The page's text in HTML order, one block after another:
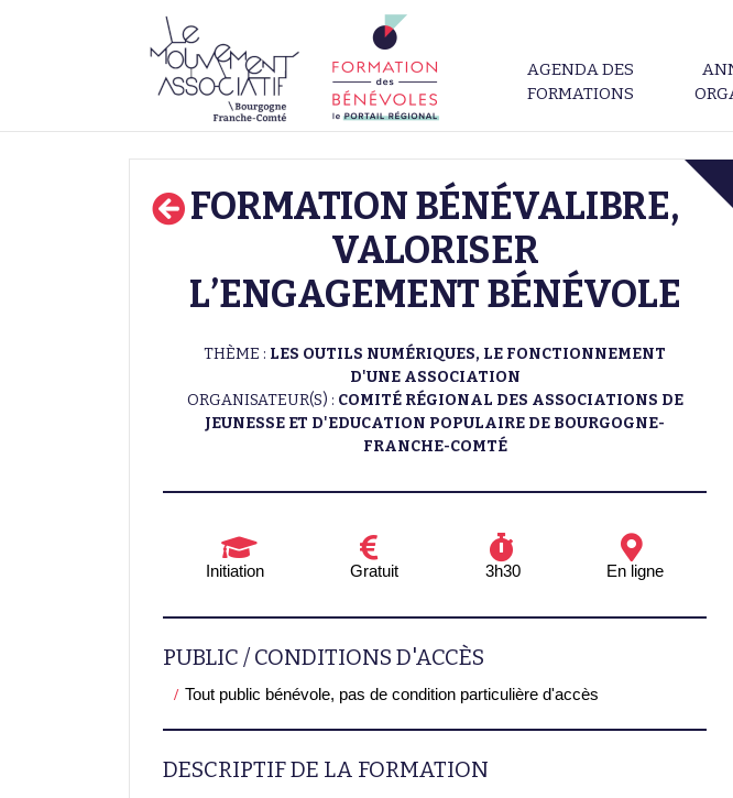
AGENDA DES
FORMATIONS
FORMATION BÉNÉVALIBRE,
VALORISER
L’ENGAGEMENT BÉNÉVOLE
THÈME : LES OUTILS NUMÉRIQUES, LE FONCTIONNEMENT
D'UNE ASSOCIATION
ORGANISATEUR(S) : COMITÉ RÉGIONAL DES ASSOCIATIONS DE
JEUNESSE ET D'EDUCATION POPULAIRE DE BOURGOGNE-
FRANCHE-COMTÉ
Initiation Gratuit 3h30 En ligne
PUBLIC / CONDITIONS D'ACCÈS
Tout public bénévole, pas de condition particulière d'accès
DESCRIPTIF DE LA FORMATION